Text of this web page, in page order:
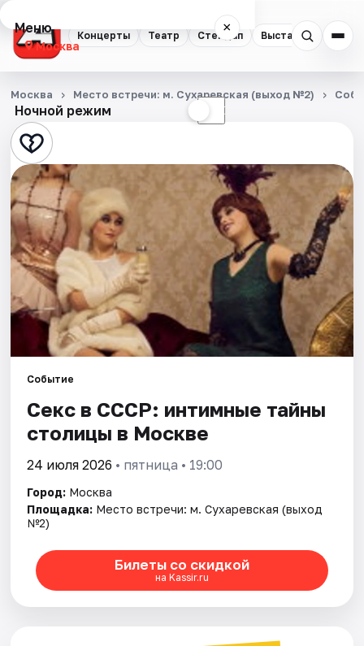
Концерты Театр Стендап Выставки
Меню ×
Москва
Концерты
Театр
Стендап
Выставки
Квесты
Экскурсии
Спорт
События
Города
Площадки
Рейтинги
Ночной режим ☾
Москва Место встречи: м. Сухаревская (выход №2)
Событие
Секс в СССР: интимные тайны
столицы в Москве
24 июля 2026 • пятница • 19:00
Город: Москва
Площадка: Место встречи: м. Сухаревская (выход
№2)
Билеты со скидкой
на Kassir.ru